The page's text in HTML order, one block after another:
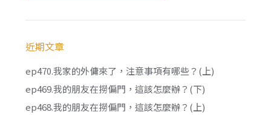
近期文章
ep470.我家的外傭來了，注意事項有哪些？(上)
ep469.我的朋友在撈偏門，這該怎麼辦？(下)
ep468.我的朋友在撈偏門，這該怎麼辦？(上)